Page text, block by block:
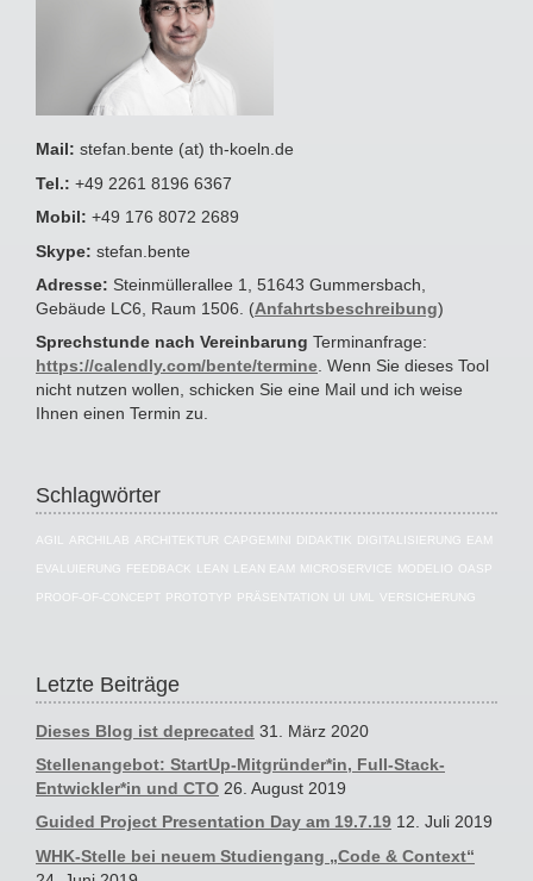
Mail: stefan.bente (at) th-koeln.de
Tel.: +49 2261 8196 6367
Mobil: +49 176 8072 2689
Skype: stefan.bente
Adresse: Steinmüllerallee 1, 51643 Gummersbach,
Gebäude LC6, Raum 1506. (Anfahrtsbeschreibung)
Sprechstunde nach Vereinbarung Terminanfrage:
https://calendly.com/bente/termine. Wenn Sie dieses Tool
nicht nutzen wollen, schicken Sie eine Mail und ich weise
Ihnen einen Termin zu.
Schlagwörter
AGIL ARCHILAB ARCHITEKTUR CAPGEMINI DIDAKTIK DIGITALISIERUNG EAM
EVALUIERUNG FEEDBACK LEAN LEAN EAM MICROSERVICE MODELIO OASP
PROOF-OF-CONCEPT PROTOTYP PRÄSENTATION UI UML VERSICHERUNG
Letzte Beiträge
Dieses Blog ist deprecated 31. März 2020
Stellenangebot: StartUp-Mitgründer*in, Full-Stack-
Entwickler*in und CTO 26. August 2019
Guided Project Presentation Day am 19.7.19 12. Juli 2019
WHK-Stelle bei neuem Studiengang „Code & Context“